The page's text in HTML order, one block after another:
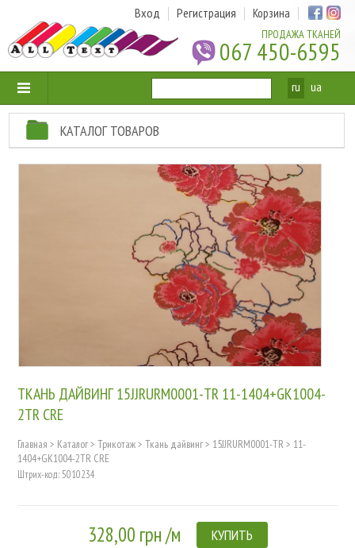
ПРОДАЖА ТКАНЕЙ
067 450-6595
Вход Регистрация Корзина
ru ua
КАТАЛОГ ТОВАРОВ
ТКАНЬ ДАЙВИНГ 15JJRURM0001-TR 11-1404+GK1004-
2TR CRE
Главная > Каталог> Трикотаж> Ткань дайвинг> 15JJRURM0001-TR> 11-
1404+GK1004-2TR CRE
Штрих-код: 5010234
328,00 грн /м КУПИТЬ